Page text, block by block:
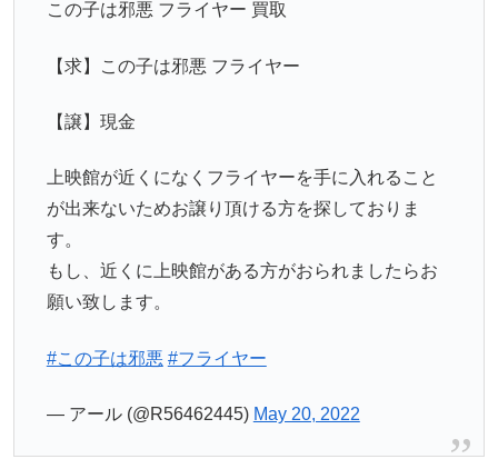
この子は邪悪 フライヤー 買取
【求】この子は邪悪 フライヤー
【譲】現金
上映館が近くになくフライヤーを手に入れること
が出来ないためお譲り頂ける方を探しておりま
す。
もし、近くに上映館がある方がおられましたらお
願い致します。
#この子は邪悪 #フライヤー
— アール (@R56462445) May 20, 2022